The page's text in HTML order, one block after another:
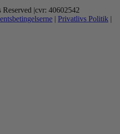
|cvr: 40602542
| Privatlivs Politik |